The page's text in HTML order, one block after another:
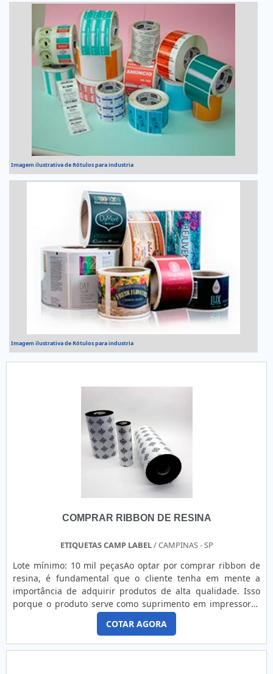
Imagem ilustrativa de Rótulos para industria
Imagem ilustrativa de Rótulos para industria
COMPRAR RIBBON DE RESINA
ETIQUETAS CAMP LABEL/ CAMPINAS - SP
Lote mínimo: 10 mil peçasAo optar por comprar ribbon de
resina, é fundamental que o cliente tenha em mente a
importância de adquirir produtos de alta qualidade. Isso
porque o produto serve como suprimento em impressoras
térmicas de etiquetas, devendo assegurar um processo
automatizado e ágil. INFORMAÇÕES DETALHADAS SOBRE O
PRODUTODe modo breve e resumido, o ribbon atua do
mesmo jeito que o papel carbono nos aparelhos de fax,
COTAR AGORA